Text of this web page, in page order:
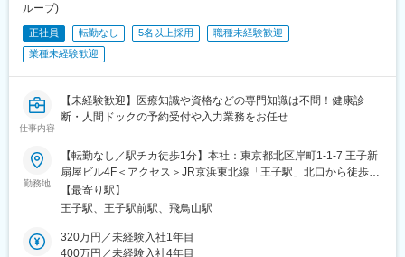
ループ)
正社員 転勤なし 5名以上採用
職種未経験歓迎
業種未経験歓迎
仕事内容
【未経験歓迎】医療知識や資格などの専門知識は不問！健康診
断・人間ドックの予約受付や入力業務をお任せ
勤務地
【転勤なし／駅チカ徒歩1分】本社：東京都北区岸町1-1-7 王子新
扇屋ビル4F＜アクセス＞JR京浜東北線「王子駅」北口から徒歩1
分東京メトロ南北線「王子駅」3番出口から徒歩1分※受動喫煙対
策：屋内禁煙
【最寄り駅】
王子駅、王子駅前駅、飛鳥山駅
320万円／未経験入社1年目
400万円／未経験入社4年目